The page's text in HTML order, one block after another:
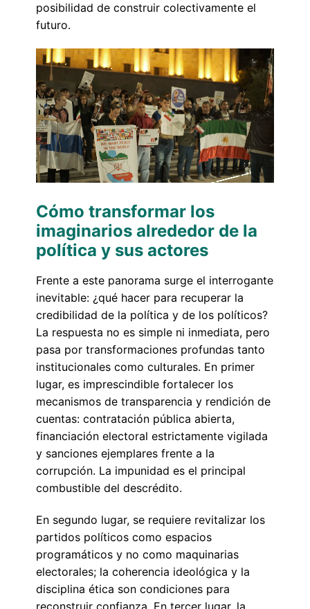
posibilidad de construir colectivamente el
futuro.
Cómo transformar los
imaginarios alrededor de la
política y sus actores
Frente a este panorama surge el interrogante
inevitable: ¿qué hacer para recuperar la
credibilidad de la política y de los políticos?
La respuesta no es simple ni inmediata, pero
pasa por transformaciones profundas tanto
institucionales como culturales. En primer
lugar, es imprescindible fortalecer los
mecanismos de transparencia y rendición de
cuentas: contratación pública abierta,
financiación electoral estrictamente vigilada
y sanciones ejemplares frente a la
corrupción. La impunidad es el principal
combustible del descrédito.
En segundo lugar, se requiere revitalizar los
partidos políticos como espacios
programáticos y no como maquinarias
electorales; la coherencia ideológica y la
disciplina ética son condiciones para
reconstruir confianza. En tercer lugar, la